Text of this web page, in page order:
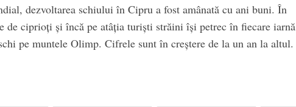
dezvoltarea schiului în Cipru a fost amânată cu ani buni. În
de ciprioți și încă pe atâția turiști străini își petrec în fiecare iarnă
pe muntele Olimp. Cifrele sunt în creștere de la un an la altul.